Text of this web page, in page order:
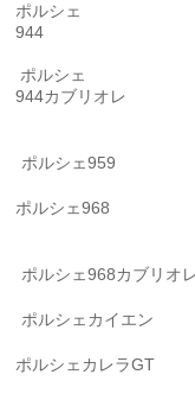
ポルシェ
944
ポルシェ
944カブリオレ
ポルシェ959
ポルシェ968
ポルシェ968カブリオレ
ポルシェカイエン
ポルシェカレラGT